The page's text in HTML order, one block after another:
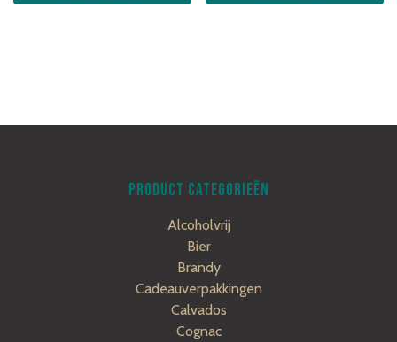
PRODUCT CATEGORIEËN
Alcoholvrij
Bier
Brandy
Cadeauverpakkingen
Calvados
Cognac